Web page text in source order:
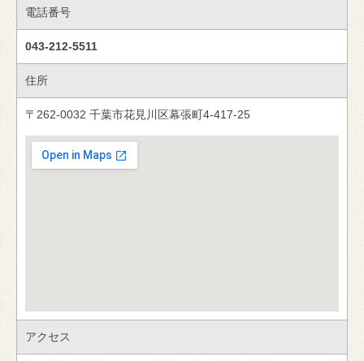
電話番号
043-212-5511
住所
〒262-0032 千葉市花見川区幕張町4-417-25
アクセス